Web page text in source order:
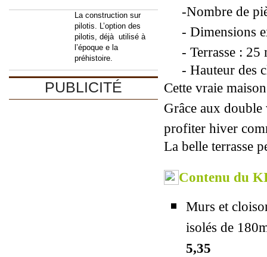
La construction sur
pilotis. L’option des
pilotis, déjà utilisé à
l’époque e la
préhistoire.
PUBLICITÉ
-Nombre de
- Dimensions
- Terrasse : 25
- Hauteur des
Cette vraie
Grâce aux
profiter hiver
La belle
Contenu du
Murs et
isolés de
5,35